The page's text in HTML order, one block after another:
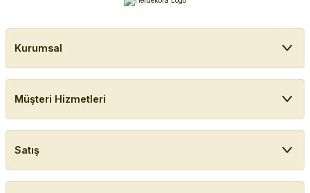
Kurumsal
Müşteri Hizmetleri
Satış